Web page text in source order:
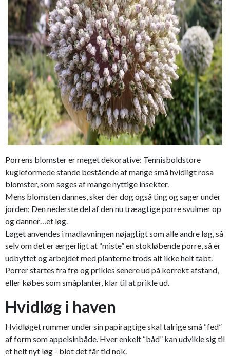
Porrens blomster er meget dekorative: Tennisboldstore
kugleformede stande bestående af mange små hvidligt rosa
blomster, som søges af mange nyttige insekter.
Mens blomsten dannes, sker der dog også ting og sager under
jorden; Den nederste del af den nu træagtige porre svulmer op
og danner…et løg.
Løget anvendes i madlavningen nøjagtigt som alle andre løg, så
selv om det er ærgerligt at “miste” en stokløbende porre, så er
udbyttet og arbejdet med planterne trods alt ikke helt tabt.
Porrer startes fra frø og prikles senere ud på korrekt afstand,
eller købes som småplanter, klar til at prikle ud.
Hvidløg i haven
Hvidløget rummer under sin papiragtige skal talrige små “fed”
af form som appelsinbåde. Hver enkelt “båd” kan udvikle sig til
et helt nyt løg - blot det får tid nok.